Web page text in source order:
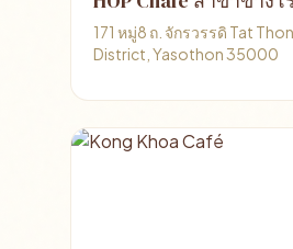
171 หมู่8 ถ. จักรวรรดิ Tat
District, Yasothon 35000